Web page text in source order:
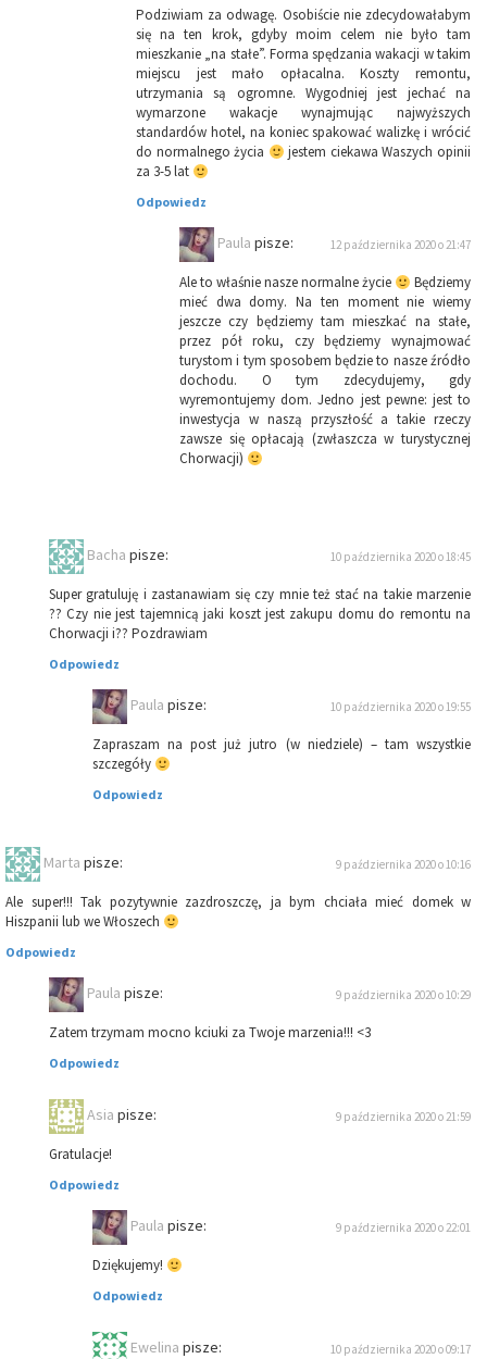
Podziwiam za odwagę. Osobiście nie zdecydowałabym
się na ten krok, gdyby moim celem nie było tam
mieszkanie „na stałe”. Forma spędzania wakacji w takim
miejscu jest mało opłacalna. Koszty remontu,
utrzymania są ogromne. Wygodniej jest jechać na
wymarzone wakacje wynajmując najwyższych
standardów hotel, na koniec spakować walizkę i wrócić
do normalnego życia
jestem ciekawa Waszych opinii
za 3-5 lat
Odpowiedz
Paula pisze: 12 października 2020 o 21:47
Ale to właśnie nasze normalne życie
Będziemy
mieć dwa domy. Na ten moment nie wiemy
jeszcze czy będziemy tam mieszkać na stałe,
przez pół roku, czy będziemy wynajmować
turystom i tym sposobem będzie to nasze źródło
dochodu. O tym zdecydujemy, gdy
wyremontujemy dom. Jedno jest pewne: jest to
inwestycja w naszą przyszłość a takie rzeczy
zawsze się opłacają (zwłaszcza w turystycznej
Chorwacji)
Bacha pisze: 10 października 2020 o 18:45
Super gratuluję i zastanawiam się czy mnie też stać na takie marzenie
?? Czy nie jest tajemnicą jaki koszt jest zakupu domu do remontu na
Chorwacji i?? Pozdrawiam
Odpowiedz
Paula pisze: 10 października 2020 o 19:55
Zapraszam na post już jutro (w niedziele) – tam wszystkie
szczegóły
Odpowiedz
Marta pisze: 9 października 2020 o 10:16
Ale super!!! Tak pozytywnie zazdroszczę, ja bym chciała mieć domek w
Hiszpanii lub we Włoszech
Odpowiedz
Paula pisze: 9 października 2020 o 10:29
Zatem trzymam mocno kciuki za Twoje marzenia!!! <3
Odpowiedz
Asia pisze: 9 października 2020 o 21:59
Gratulacje!
Odpowiedz
Paula pisze: 9 października 2020 o 22:01
Dziękujemy!
Odpowiedz
Ewelina pisze: 10 października 2020 o 09:17